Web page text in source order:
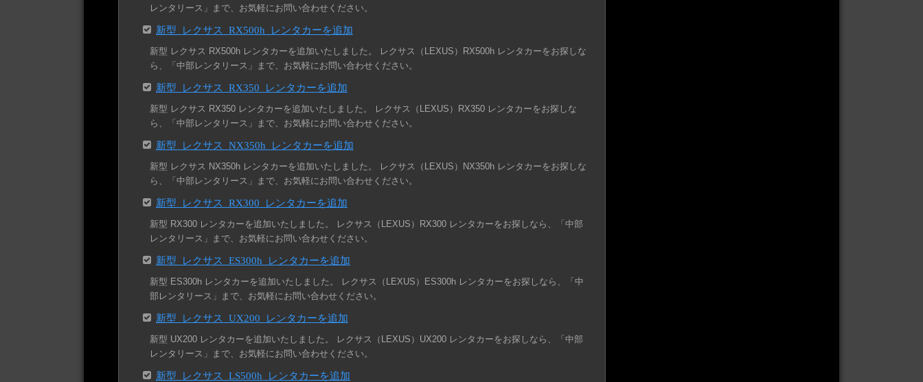
レンタリース」まで、お気軽にお問い合わせください。
新型 レクサス RX500h レンタカーを追加
新型 レクサス RX500h レンタカーを追加いたしました。 レクサス（LEXUS）RX500h レンタカーをお探しな
ら、「中部レンタリース」まで、お気軽にお問い合わせください。
新型 レクサス RX350 レンタカーを追加
新型 レクサス RX350 レンタカーを追加いたしました。 レクサス（LEXUS）RX350 レンタカーをお探しな
ら、「中部レンタリース」まで、お気軽にお問い合わせください。
新型 レクサス NX350h レンタカーを追加
新型 レクサス NX350h レンタカーを追加いたしました。 レクサス（LEXUS）NX350h レンタカーをお探しな
ら、「中部レンタリース」まで、お気軽にお問い合わせください。
新型 レクサス RX300 レンタカーを追加
新型 RX300 レンタカーを追加いたしました。 レクサス（LEXUS）RX300 レンタカーをお探しなら、「中部
レンタリース」まで、お気軽にお問い合わせください。
新型 レクサス ES300h レンタカーを追加
新型 ES300h レンタカーを追加いたしました。 レクサス（LEXUS）ES300h レンタカーをお探しなら、「中
部レンタリース」まで、お気軽にお問い合わせください。
新型 レクサス UX200 レンタカーを追加
新型 UX200 レンタカーを追加いたしました。 レクサス（LEXUS）UX200 レンタカーをお探しなら、「中部
レンタリース」まで、お気軽にお問い合わせください。
新型 レクサス LS500h レンタカーを追加